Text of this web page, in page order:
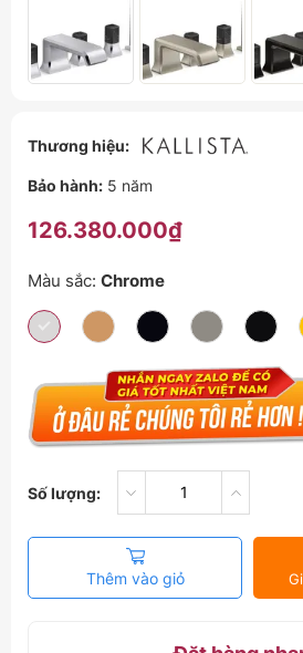
Thương hiệu:
Bảo hành: 5 năm
126.380.000₫
Màu sắc: Chrome
Số lượng:
Thêm vào giỏ